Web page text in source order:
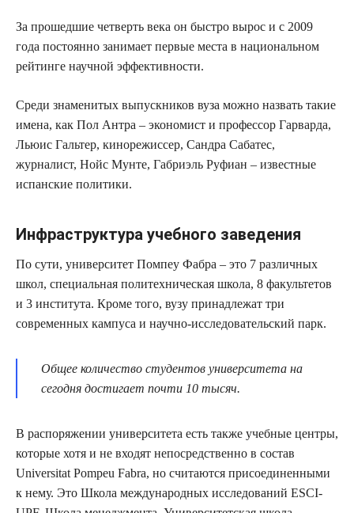
За прошедшие четверть века он быстро вырос и с 2009
года постоянно занимает первые места в национальном
рейтинге научной эффективности.
Среди знаменитых выпускников вуза можно назвать такие
имена, как Пол Антра – экономист и профессор Гарварда,
Льюис Гальтер, кинорежиссер, Сандра Сабатес,
журналист, Нойс Мунте, Габриэль Руфиан – известные
испанские политики.
Инфраструктура учебного заведения
По сути, университет Помпеу Фабра – это 7 различных
школ, специальная политехническая школа, 8 факультетов
и 3 института. Кроме того, вузу принадлежат три
современных кампуса и научно-исследовательский парк.
Общее количество студентов университета на
сегодня достигает почти 10 тысяч.
В распоряжении университета есть также учебные центры,
которые хотя и не входят непосредственно в состав
Universitat Pompeu Fabra, но считаются присоединенными
к нему. Это Школа международных исследований ESCI-